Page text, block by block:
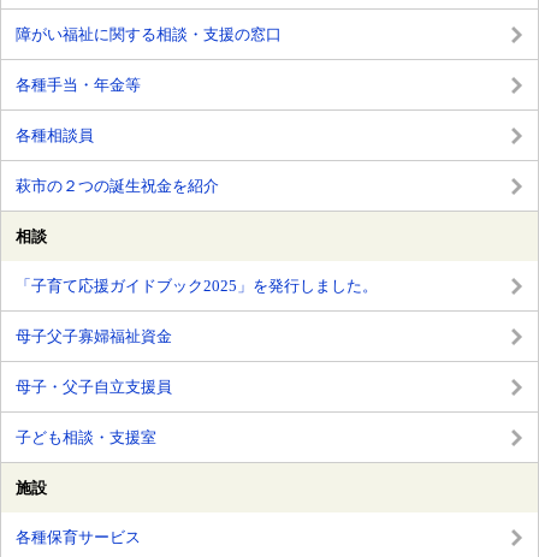
障がい福祉に関する相談・支援の窓口
各種手当・年金等
各種相談員
萩市の２つの誕生祝金を紹介
相談
「子育て応援ガイドブック2025」を発行しました。
母子父子寡婦福祉資金
母子・父子自立支援員
子ども相談・支援室
施設
各種保育サービス